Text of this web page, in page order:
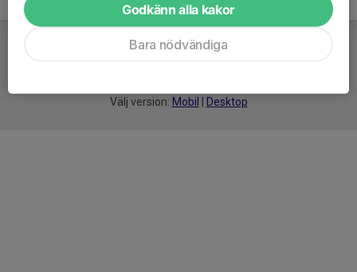
Välj version: Mobil Desktop
Godkänn alla kakor
Bara nödvändiga